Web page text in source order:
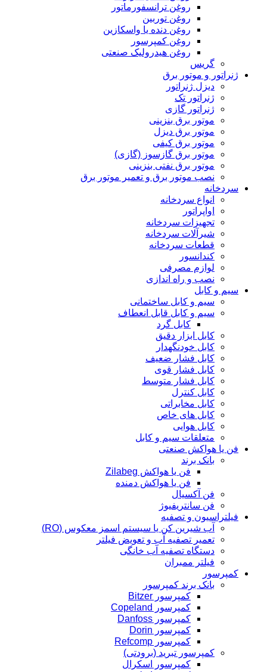
روغن ترانسفورماتور
روغن توربین
روغن دنده یا واسکازین
روغن کمپرسور
روغن هیدرولیک صنعتی
گریس
ژنراتور و موتور برق
دیزل ژنراتور
ژنراتور تک
ژنراتور گازی
موتور برق بنزینی
موتور برق دیزل
موتور برق کیفی
موتور برق گازسوز (گازی)
موتور برق نفتی بنزینی
نصب موتور برق و تعمیر موتور برق
سردخانه
انواع سردخانه
اواپراتور
تجهیزات سردخانه
شیرآلات سردخانه
قطعات سردخانه
کندانسور
لوازم مصرفی
نصب و راه اندازی
سیم و کابل
سیم و کابل ساختمانی
سیم و کابل قابل انعطاف
کابل گرد
کابل ابزار دقیق
کابل خودنگهدار
کابل فشار ضعیف
کابل فشار قوی
کابل فشار متوسط
کابل کنترل
کابل مخابراتی
کابل های خاص
کابل هوایی
متعلقات سیم و کابل
فن یا هواکش صنعتی
بانک برند
فن یا هواکش Zilabeg
فن یا هواکش دمنده
فن آکسیال
فن سانتریفیوژ
فیلتراسیون و تصفیه
آب شیرین کن یا سیستم اسمز معکوس (RO)
تعمیر تصفیه آب و تعویض فیلتر
دستگاه تصفیه آب خانگی
فیلتر ممبران
کمپرسور
بانک برند کمپرسور
کمپرسور Bitzer
کمپرسور Copeland
کمپرسور Danfoss
کمپرسور Dorin
کمپرسور Refcomp
کمپرسور تبرید (برودتی)
کمپرسور اسکرال